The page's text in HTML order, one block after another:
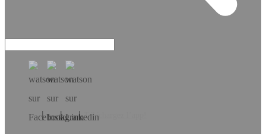
Téléchargez l’app!